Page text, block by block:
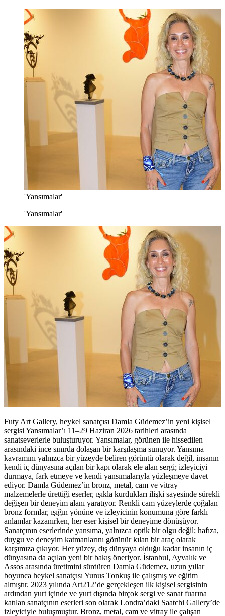
'Yansımalar'
'Yansımalar'
Futy Art Gallery, heykel sanatçısı Damla Güdemez’in yeni kişisel
sergisi Yansımalar’ı 11–29 Haziran 2026 tarihleri arasında
sanatseverlerle buluşturuyor. Yansımalar, görünen ile hissedilen
arasındaki ince sınırda dolaşan bir karşılaşma sunuyor. Yansıma
kavramını yalnızca bir yüzeyde beliren görüntü olarak değil, insanın
kendi iç dünyasına açılan bir kapı olarak ele alan sergi; izleyiciyi
durmaya, fark etmeye ve kendi yansımalarıyla yüzleşmeye davet
ediyor. Damla Güdemez’in bronz, metal, cam ve vitray
malzemelerle ürettiği eserler, ışıkla kurdukları ilişki sayesinde sürekli
değişen bir deneyim alanı yaratıyor. Renkli cam yüzeylerde çoğalan
bronz formlar, ışığın yönüne ve izleyicinin konumuna göre farklı
anlamlar kazanırken, her eser kişisel bir deneyime dönüşüyor.
Sanatçının eserlerinde yansıma, yalnızca optik bir olgu değil; hafıza,
duygu ve deneyim katmanlarını görünür kılan bir araç olarak
karşımıza çıkıyor. Her yüzey, dış dünyaya olduğu kadar insanın iç
dünyasına da açılan yeni bir bakış öneriyor. İstanbul, Ayvalık ve
Assos arasında üretimini sürdüren Damla Güdemez, uzun yıllar
boyunca heykel sanatçısı Yunus Tonkuş ile çalışmış ve eğitim
almıştır. 2023 yılında Art212’de gerçekleşen ilk kişisel sergisinin
ardından yurt içinde ve yurt dışında birçok sergi ve sanat fuarına
katılan sanatçının eserleri son olarak Londra’daki Saatchi Gallery’de
izleyiciyle buluşmuştur. Bronz, metal, cam ve vitray ile çalışan